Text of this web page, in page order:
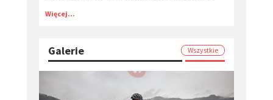
Więcej...
Galerie Wszystkie